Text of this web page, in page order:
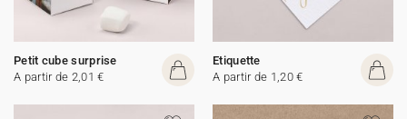
Petit cube surprise
A partir de 2,01 €
Etiquette
A partir de 1,20 €